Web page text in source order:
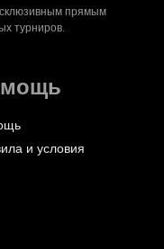
прямым
турниров.
и условия